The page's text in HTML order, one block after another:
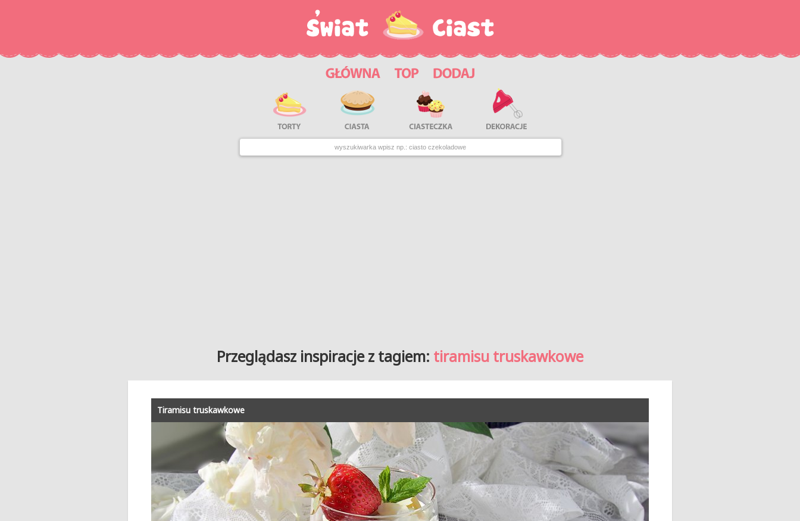
Przeglądasz inspiracje z tagiem: tiramisu truskawkowe
Tiramisu truskawkowe